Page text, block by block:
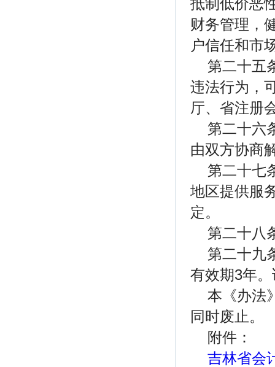
抵制低价恶
财务管理，
户信任和市
第二十五
违法行为，
厅、省注册
第二十六
由双方协商
第二十七
地区提供服
定。
第二十八
第二十九
有效期3年
本《办法
同时废止。
附件：
吉林省会